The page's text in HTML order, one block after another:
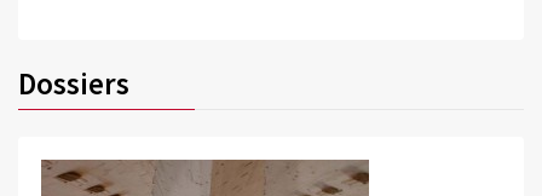
Dossiers